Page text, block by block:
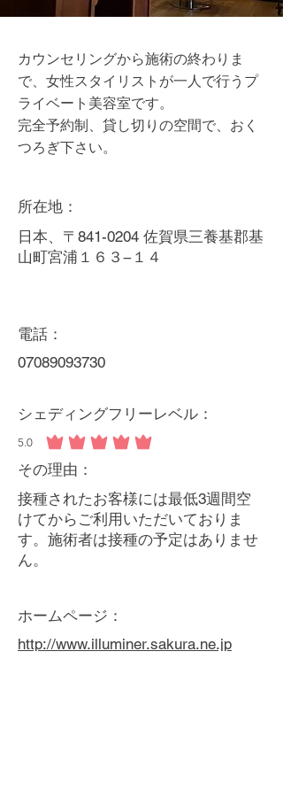
カウンセリングから施術の終わりま
で、女性スタイリストが一人で行うプ
ライベート美容室です。
完全予約制、貸し切りの空間で、おく
つろぎ下さい。
所在地：
日本、〒841-0204 佐賀県三養基郡基
山町宮浦１６３−１４
電話：
07089093730
シェディングフリーレベル：
5.0
平均評価 5 /5
その理由：
接種されたお客様には最低3週間空
けてからご利用いただいておりま
す。施術者は接種の予定はありませ
ん。
ホームページ：
http://www.illuminer.sakura.ne.jp